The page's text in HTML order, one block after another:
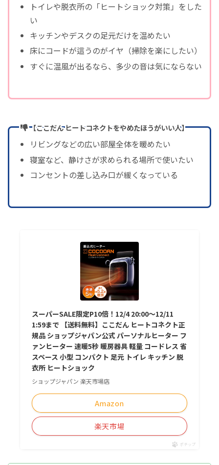
トイレや脱衣所の「ヒートショック対策」をした
い
キッチンやデスクの足元だけを温めたい
床にコードが這うのがイヤ（掃除を楽にしたい）
すぐに温風が出るなら、多少の音は気にならない
【ここだん ヒートコネクトをやめたほうがいい人】
リビングなどの広い部屋全体を暖めたい
寝室など、静けさが求められる場所で使いたい
コンセントの差し込み口が緩くなっている
スーパーSALE限定P10倍！12/4 20:00〜12/11
1:59まで 【送料無料】ここだん ヒートコネクト正
規品 ショップジャパン公式 パーソナルヒーター フ
ァンヒーター 速暖5秒 暖房器具 軽量 コードレス 省
スペース 小型 コンパクト 足元 トイレ キッチン 脱
衣所 ヒートショック
ショップジャパン 楽天市場店
Amazon
楽天市場
ポチップ